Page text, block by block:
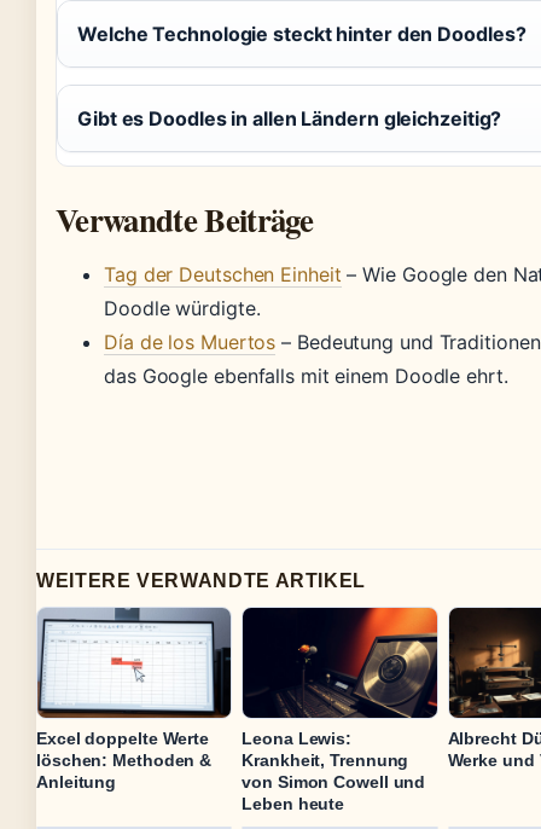
Welche Technologie steckt hinter den Doodles?
Gibt es Doodles in allen Ländern gleichzeitig?
Verwandte Beiträge
Tag der Deutschen Einheit – Wie Google den
Doodle würdigte.
Día de los Muertos – Bedeutung und
das Google ebenfalls mit einem Doodle ehrt.
WEITERE VERWANDTE ARTIKEL
Excel doppelte Werte
löschen: Methoden &
Anleitung
Leona Lewis:
Krankheit, Trennung
von Simon Cowell und
Leben heute
Albrecht
Werke und